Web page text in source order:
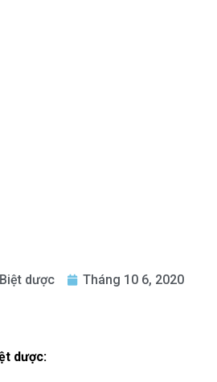
Biệt dược
Tháng 10 6, 2020
dược: